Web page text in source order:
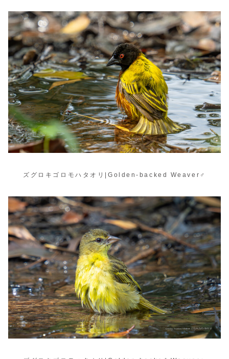
ズグロキゴロモハタオリ|Golden-backed Weaver♂